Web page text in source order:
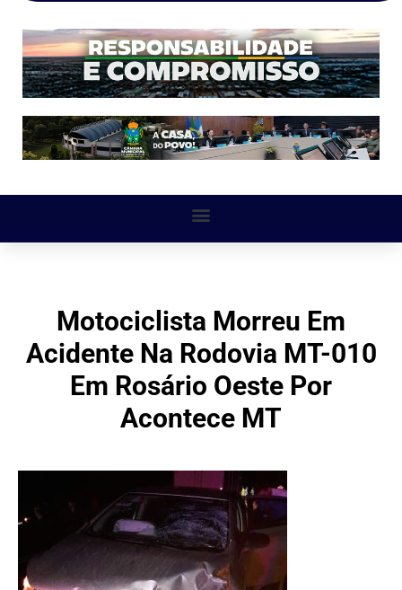
Motociclista Morreu Em
Acidente Na Rodovia MT-010
Em Rosário Oeste Por
Acontece MT